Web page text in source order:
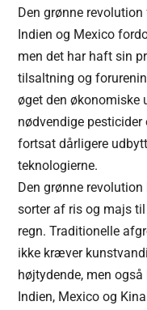
Den grønne
Indien og Mexico
men det har haft sin
tilsaltning og
øget den økonomiske
nødvendige
fortsat dårligere
teknologierne.
Den grønne
sorter af ris og majs
regn. Traditionelle
ikke kræver
højtydende, men
Indien, Mexico og